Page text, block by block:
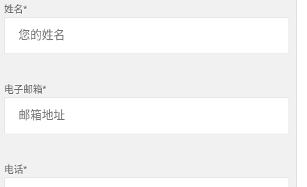
姓名*
电子邮箱*
电话*